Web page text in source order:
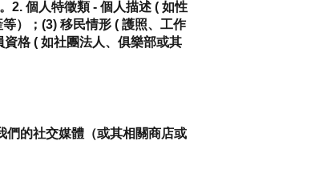
2. 個人特徵類 - 個人描述 ( 如性
）；(3) 移民情形 ( 護照、工作
格 ( 如社團法人、俱樂部或其
們的社交媒體（或其相關商店或